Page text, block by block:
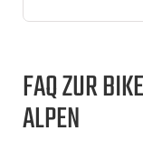
FAQ ZUR
ALPEN